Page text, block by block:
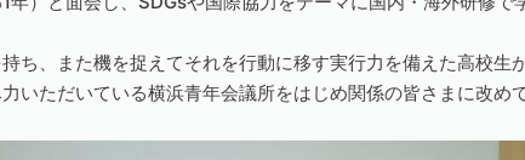
ち、また機を捉えてそれを行動に移す実行力を備えた高校生
いただいている横浜青年会議所をはじめ関係の皆さまに改め